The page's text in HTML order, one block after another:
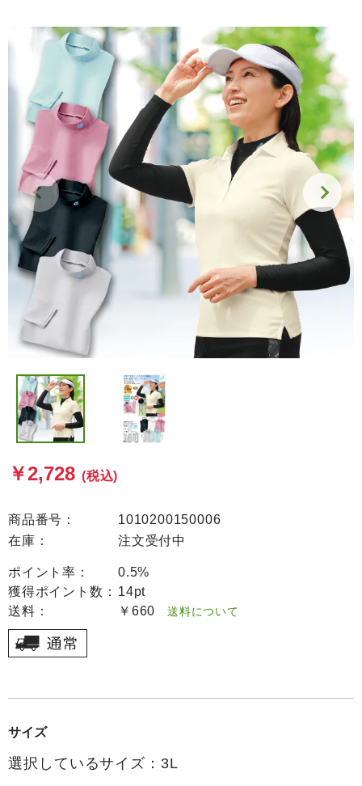
￥2,728 (税込)
商品番号：
1010200150006
在庫：
注文受付中
ポイント率：
0.5%
獲得ポイント数： 14pt
送料：
￥660 送料について
サイズ
選択しているサイズ：3L